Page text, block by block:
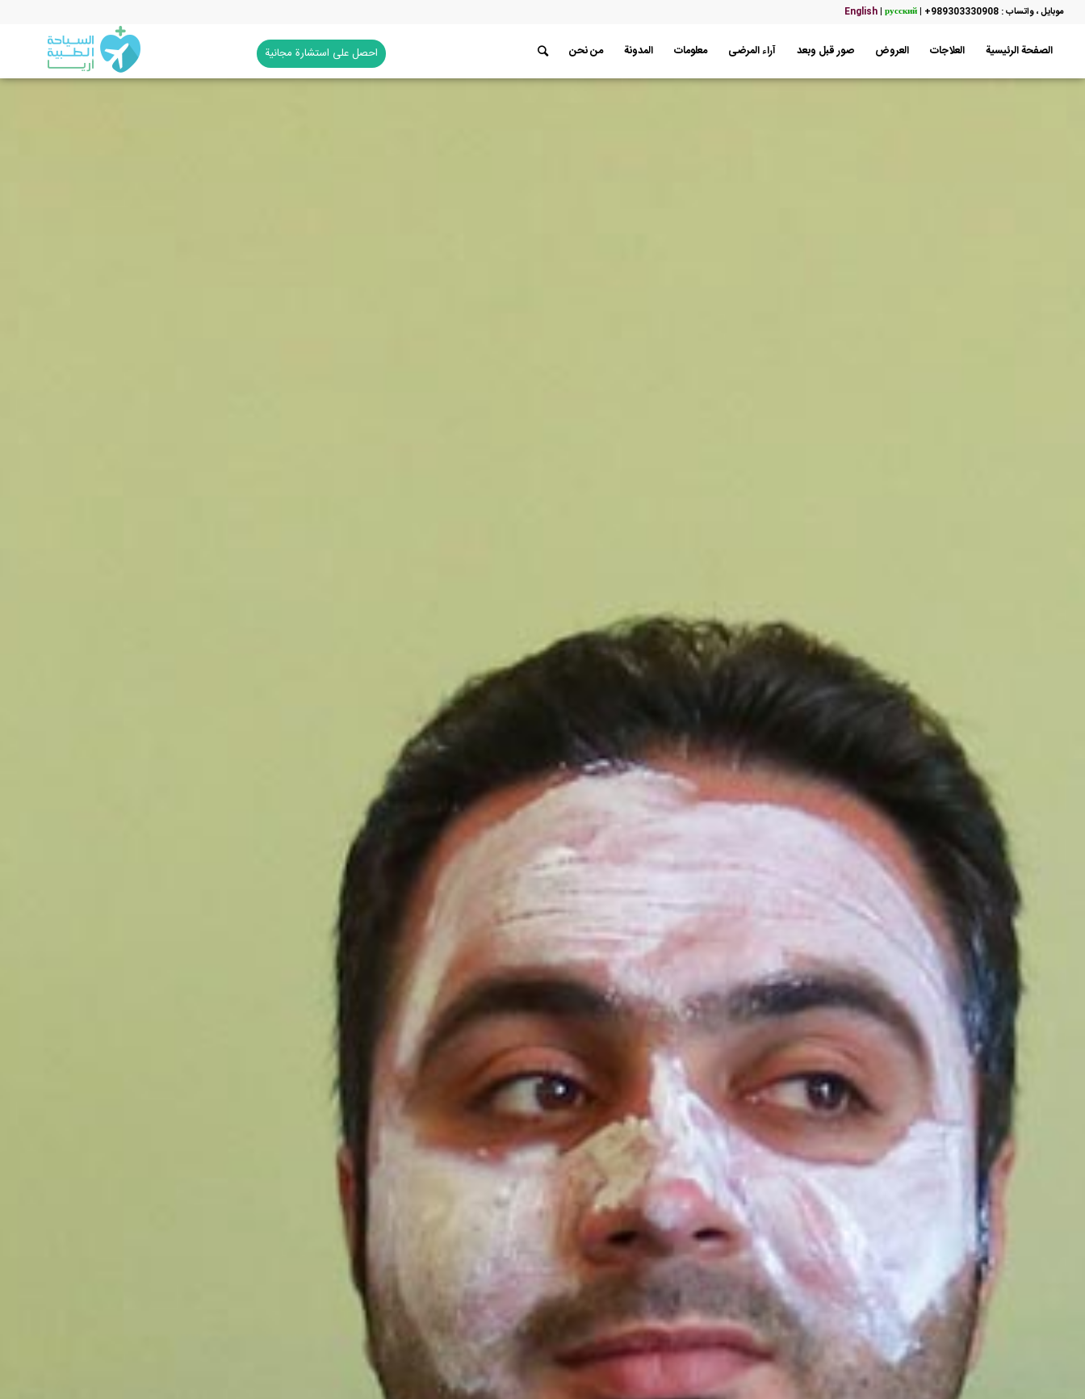
موبایل ، واتساب : 989303330908+ |
English|русский
الصفحة الرئيسية العلاجات العروض صور قبل وبعد آراء المرضى معلومات المدونة من نحن احصل على استشارة مجانية